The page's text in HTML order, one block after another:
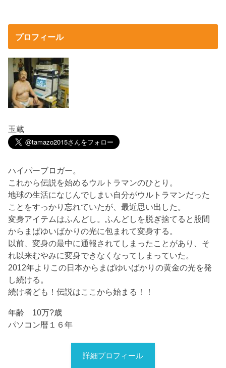
プロフィール
玉蔵
ハイパーブロガー。
これから伝説を始めるウルトラマンのひとり。
地球の生活になじんでしまい自分がウルトラマンだった
ことをすっかり忘れていたが、最近思い出した。
変身アイテムはふんどし。ふんどしを脱ぎ捨てると股間
からまばゆいばかりの光に包まれて変身する。
以前、変身の最中に通報されてしまったことがあり、そ
れ以来むやみに変身できなくなってしまっていた。
2012年よりこの日本からまばゆいばかりの黄金の光を発
し続ける。
続け者ども！伝説はここから始まる！！
年齢 10万?歳
パソコン暦１６年
詳細プロフィール